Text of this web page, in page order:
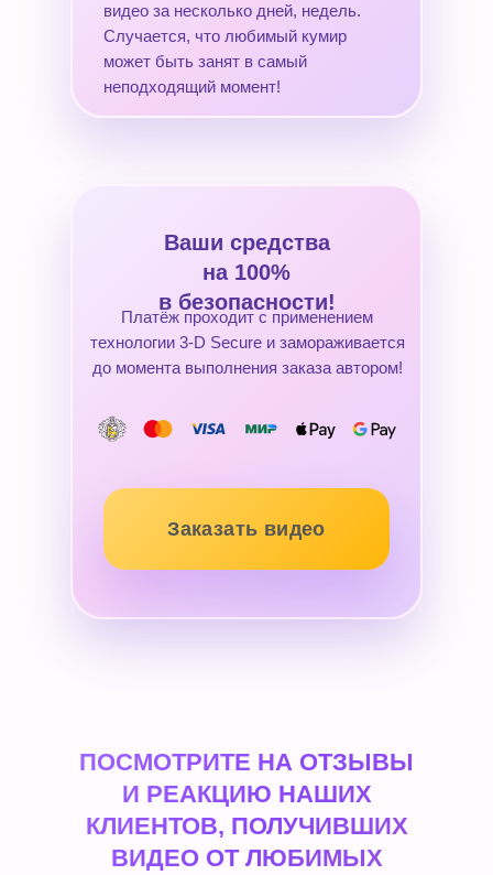
видео за несколько дней, недель.
Случается, что любимый кумир
может быть занят в самый
неподходящий момент!
Платёж проходит с применением
технологии 3-D Secure и замораживается
до момента выполнения заказа автором!
Ваши средства
на 100%
в безопасности!
Заказать видео
ПОСМОТРИТЕ НА ОТЗЫВЫ
И РЕАКЦИЮ НАШИХ
КЛИЕНТОВ, ПОЛУЧИВШИХ
ВИДЕО ОТ ЛЮБИМЫХ